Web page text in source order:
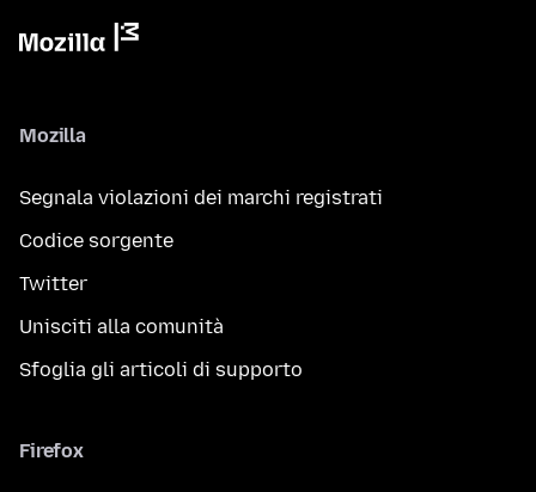
Mozilla
Segnala violazioni dei marchi registrati
Codice sorgente
Twitter
Unisciti alla comunità
Sfoglia gli articoli di supporto
Firefox